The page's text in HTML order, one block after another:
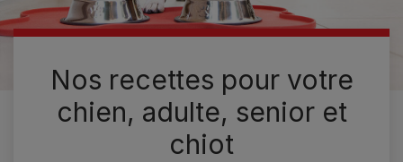
Nos recettes pour votre
chien, adulte, senior et
chiot